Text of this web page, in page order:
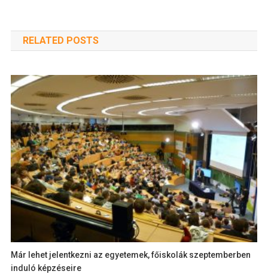
RELATED POSTS
Már lehet jelentkezni az egyetemek, főiskolák szeptemberben
induló képzéseire